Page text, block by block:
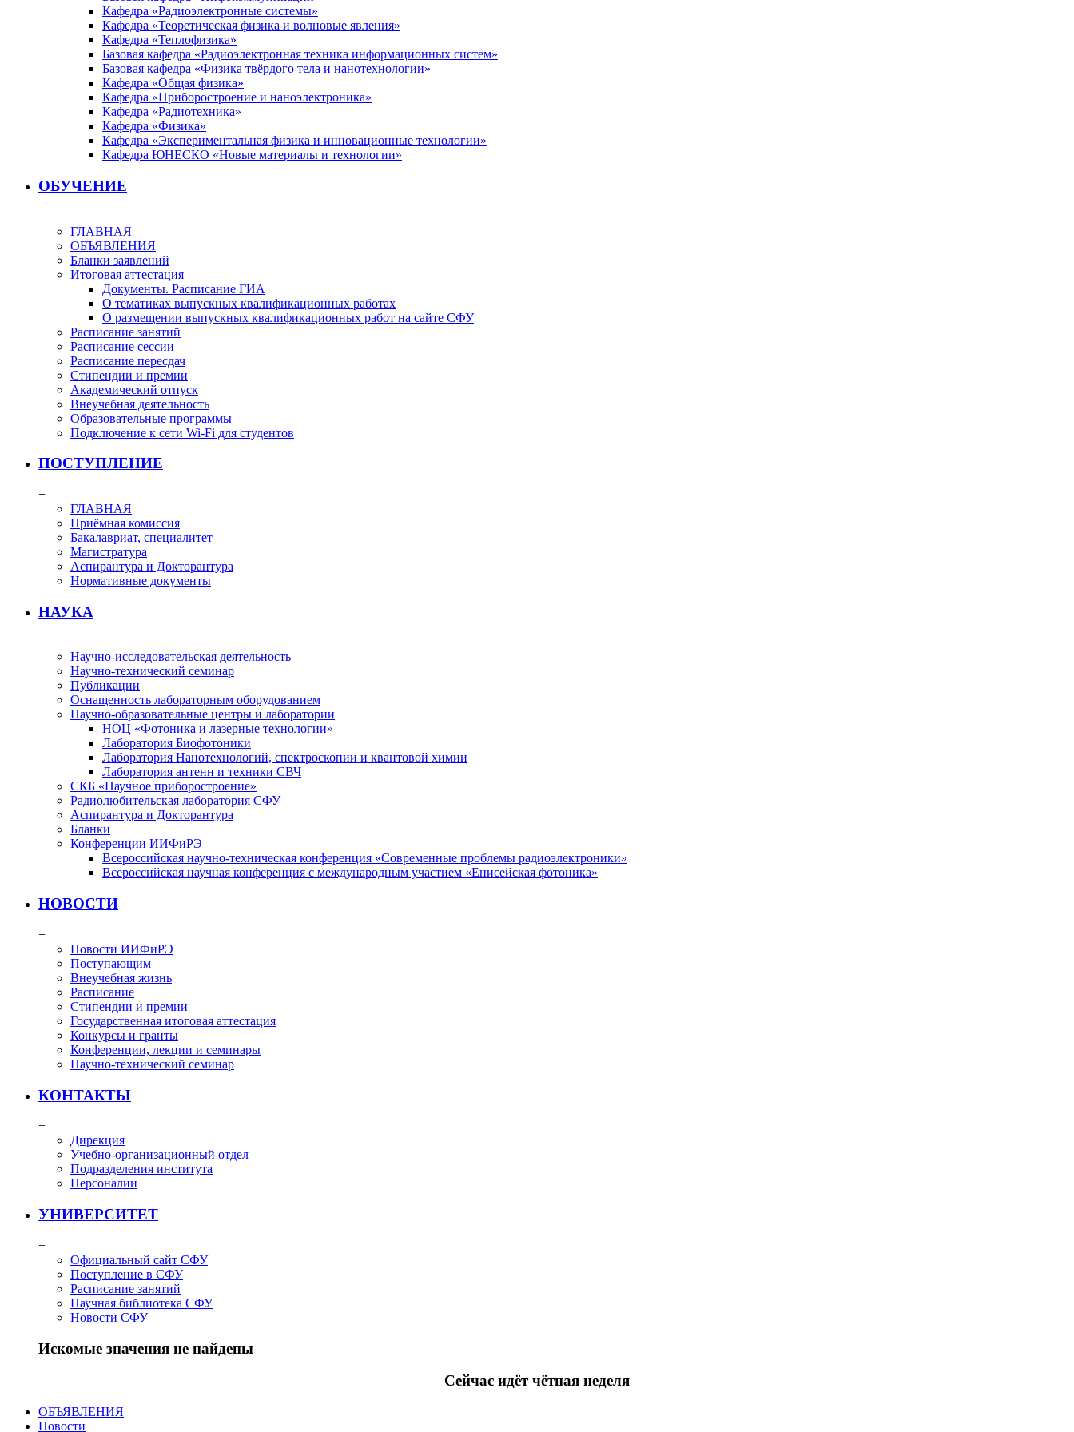
Кафедра «Радиоэлектронные системы»
Кафедра «Теоретическая физика и волновые явления»
Кафедра «Теплофизика»
Базовая кафедра «Радиоэлектронная техника информационных систем»
Базовая кафедра «Физика твёрдого тела и нанотехнологии»
Кафедра «Общая физика»
Кафедра «Приборостроение и наноэлектроника»
Кафедра «Радиотехника»
Кафедра «Физика»
Кафедра «Экспериментальная физика и инновационные технологии»
Кафедра ЮНЕСКО «Новые материалы и технологии»
ОБУЧЕНИЕ
+
ГЛАВНАЯ
ОБЪЯВЛЕНИЯ
Бланки заявлений
Итоговая аттестация
Документы. Расписание ГИА
О тематиках выпускных квалификационных работах
О размещении выпускных квалификационных работ на сайте СФУ
Расписание занятий
Расписание сессии
Расписание пересдач
Стипендии и премии
Академический отпуск
Внеучебная деятельность
Образовательные программы
Подключение к сети Wi-Fi для студентов
ПОСТУПЛЕНИЕ
+
ГЛАВНАЯ
Приёмная комиссия
Бакалавриат, специалитет
Магистратура
Аспирантура и Докторантура
Нормативные документы
НАУКА
+
Научно-исследовательская деятельность
Научно-технический семинар
Публикации
Оснащенность лабораторным оборудованием
Научно-образовательные центры и лаборатории
НОЦ «Фотоника и лазерные технологии»
Лаборатория Биофотоники
Лаборатория Нанотехнологий, спектроскопии и квантовой химии
Лаборатория антенн и техники СВЧ
СКБ «Научное приборостроение»
Радиолюбительская лаборатория СФУ
Аспирантура и Докторантура
Бланки
Конференции ИИФиРЭ
Всероссийская научно-техническая конференция «Современные проблемы радиоэлектроники»
Всероссийская научная конференция с международным участием «Енисейская фотоника»
НОВОСТИ
+
Новости ИИФиРЭ
Поступающим
Внеучебная жизнь
Расписание
Стипендии и премии
Государственная итоговая аттестация
Конкурсы и гранты
Конференции, лекции и семинары
Научно-технический семинар
КОНТАКТЫ
+
Дирекция
Учебно-организационный отдел
Подразделения института
Персоналии
УНИВЕРСИТЕТ
+
Официальный сайт СФУ
Поступление в СФУ
Расписание занятий
Научная библиотека СФУ
Новости СФУ
Искомые значения не найдены
Сейчас идёт чётная неделя
ОБЪЯВЛЕНИЯ
Новости